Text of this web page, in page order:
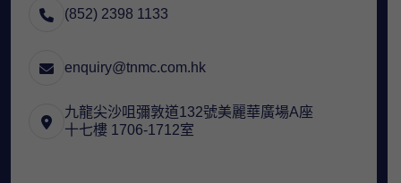
(852) 2398 1133
enquiry@tnmc.com.hk
九龍尖沙咀彌敦道132號美麗華廣場A座
十七樓 1706-1712室